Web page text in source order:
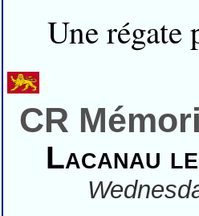
Une régate
CR
Lacanau